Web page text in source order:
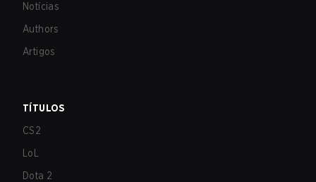
Notícias
Authors
Artigos
TÍTULOS
CS2
LoL
Dota 2